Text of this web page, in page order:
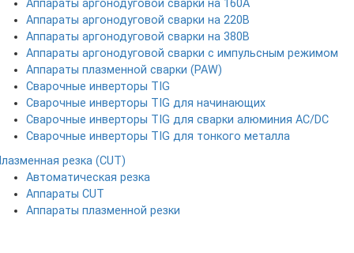
Аппараты аргонодуговой сварки на 160А
Аппараты аргонодуговой сварки на 220В
Аппараты аргонодуговой сварки на 380В
Аппараты аргонодуговой сварки с импульсным режимом
Аппараты плазменной сварки (PAW)
Сварочные инверторы TIG
Сварочные инверторы TIG для начинающих
Сварочные инверторы TIG для сварки алюминия AC/DC
Сварочные инверторы TIG для тонкого металла
резка (CUT)
Автоматическая резка
Аппараты CUT
Аппараты плазменной резки